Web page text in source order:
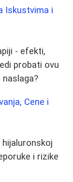
Iskustvima i
- efekti,
probati ovu
Cene i
i rizike